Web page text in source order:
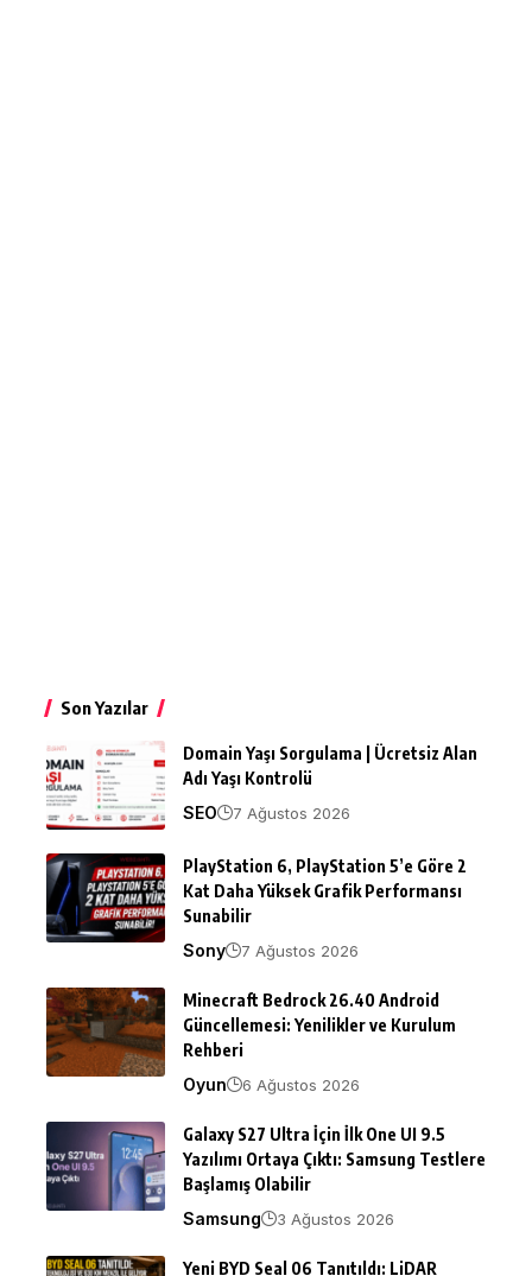
Son Yazılar
Domain Yaşı Sorgulama | Ücretsiz Alan
Adı Yaşı Kontrolü
SEO
7 Ağustos 2026
PlayStation 6, PlayStation 5’e Göre 2
Kat Daha Yüksek Grafik Performansı
Sunabilir
Sony
7 Ağustos 2026
Minecraft Bedrock 26.40 Android
Güncellemesi: Yenilikler ve Kurulum
Rehberi
Oyun
6 Ağustos 2026
Galaxy S27 Ultra İçin İlk One UI 9.5
Yazılımı Ortaya Çıktı: Samsung Testlere
Başlamış Olabilir
Samsung
3 Ağustos 2026
Yeni BYD Seal 06 Tanıtıldı: LiDAR